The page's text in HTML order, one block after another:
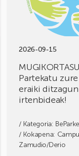
2026-09-15
Partekatu
eraiki ditzagun
irtenbideak!
/ Kategoria:
/ Kokapena:
Zamudio/Derio
erronkak,
irtenbideak!